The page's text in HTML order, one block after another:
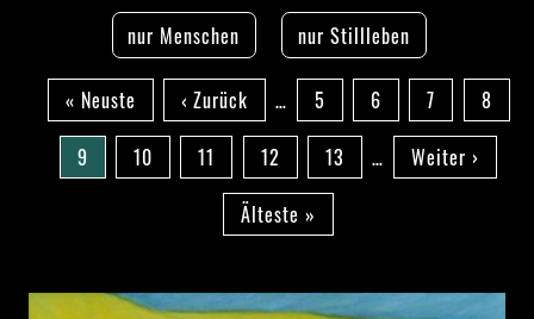
nur Menschen nur Stillleben
Seitennummerierung
Erste
Seite
« Neuste
Vorherige
Seite
‹ Zurück … Seite
5 Seite
6 Seite
7 Seite
8
Aktuelle
Seite
9 Seite
10 Seite
11 Seite
12 Seite
13 …
Nächste
Seite
Weiter ›
Letzte
Seite
Älteste »